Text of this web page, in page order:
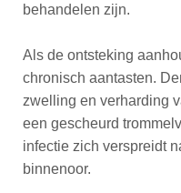
behandelen zijn.
Als de ontsteking
chronisch aantasten.
zwelling en verharding
een gescheurd
infectie zich verspreidt
binnenoor.